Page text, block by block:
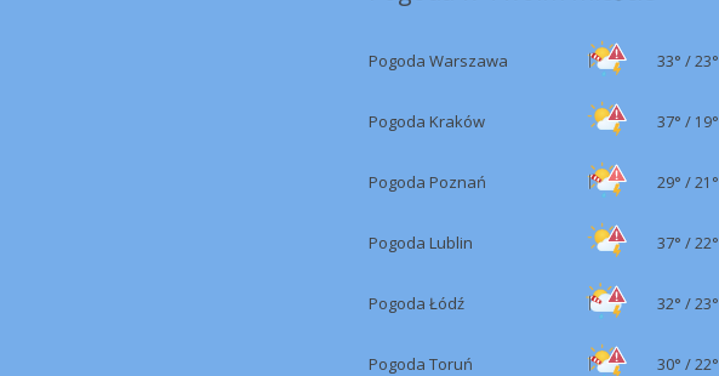
Pogoda Warszawa 33° /23°
Pogoda Kraków 37° / 19°
Pogoda Poznań 29° /21°
Pogoda Lublin 37° /22°
Pogoda Łódź 32° /23°
Pogoda Toruń 30° /22°